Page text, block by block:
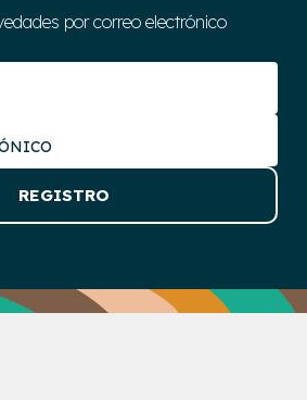
por correo electrónico